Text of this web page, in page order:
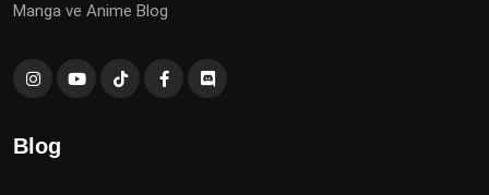
Manga ve Anime Blog
Blog